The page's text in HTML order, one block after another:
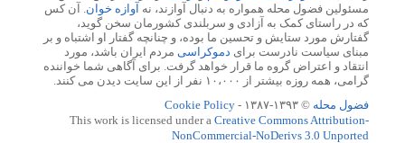
مسئولین فضول محله همواره به دنبال آوازند، نه آوازه خوان . آن کس
که در راستای کمک به آزادی و سربلندی کشورمان سخن گوید،
گفتارش مورد ستایش و تحسین ما بوده، و چنانچه گفتار او اشتباه و بر
مبنای سیاست نادرست برای دموکراسی مردم ایران باشد، مورد
انتقاد و اعتراض گروه ما قرار خواهد گرفت. برای آگاهی شما خواننده
گرامی، همه روزه بیشتر از ۱۰،۰۰۰ نفر از این سایت دیدن می کنند.
فضول محله © ۱۳۹۳-۱۳۸۷ -
Cookie Policy
This work is licensed under a Creative Commons Attribution-
NonCommercial-NoDerivs 3.0 Unported